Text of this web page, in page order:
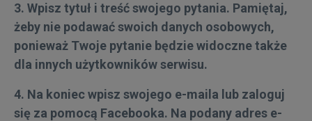
3. Wpisz tytuł i treść swojego pytania. Pamiętaj,
żeby nie podawać swoich danych osobowych,
ponieważ Twoje pytanie będzie widoczne także
dla innych użytkowników serwisu.
4. Na koniec wpisz swojego e-maila lub zaloguj
się za pomocą Facebooka. Na podany adres e-